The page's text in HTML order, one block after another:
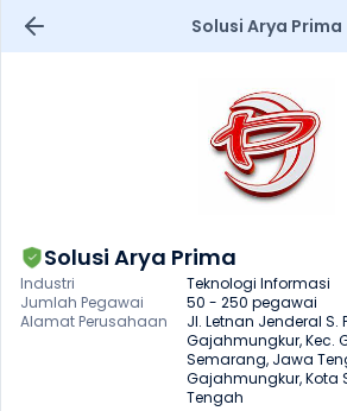
Solusi Arya Prima
Solusi Arya Prima
Industri
Teknologi Informasi
Jumlah Pegawai
50 - 250 pegawai
Alamat Perusahaan
Jl. Letnan Jenderal S.
Gajahmungkur, Kec.
Semarang, Jawa
Gajahmungkur, Kota
Tengah